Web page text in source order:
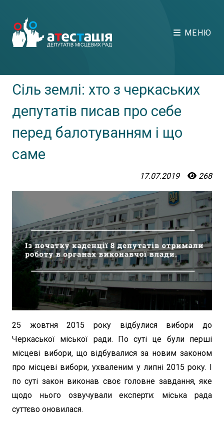
МЕНЮ
Сіль землі: хто з черкаських
депутатів писав про себе
перед балотуванням і що
саме
17.07.2019 268
25 жовтня 2015 року відбулися вибори до
Черкаської міської ради. По суті це були перші
місцеві вибори, що відбувалися за новим законом
про місцеві вибори, ухваленим у липні 2015 року. І
по суті закон виконав своє головне завдання, яке
щодо нього озвучували експерти: міська рада
суттєво оновилася.